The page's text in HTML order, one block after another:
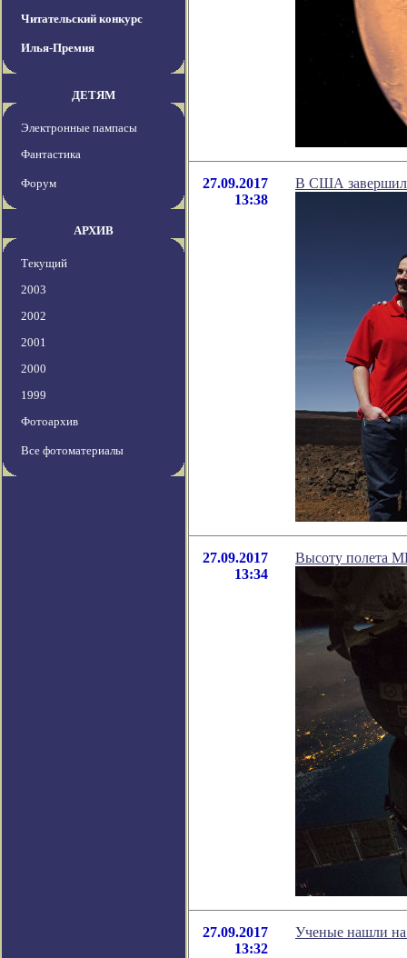
Читательский конкурс
Илья-Премия
ДЕТЯМ
Электронные пампасы
Фантастика
Форум
АРХИВ
Текущий
2003
2002
2001
2000
1999
Фотоархив
Все фотоматериалы
27.09.2017
13:38
В США
27.09.2017
13:34
Высоту полета
27.09.2017
13:32
Ученые нашли на